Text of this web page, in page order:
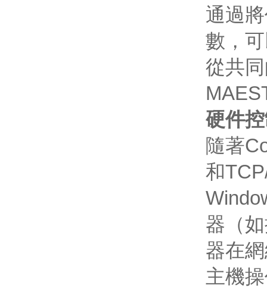
通過
數，
從共
硬件
隨著
和
器（
器在
主機